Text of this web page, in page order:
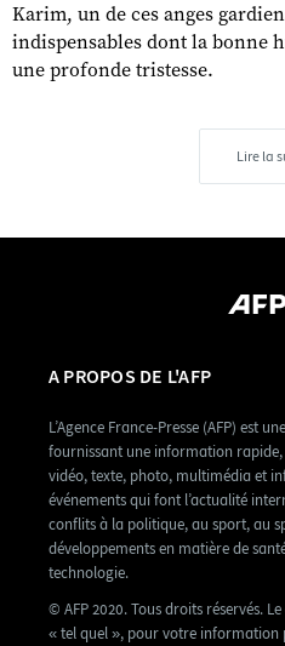
Karim, un de ces anges
indispensables dont la bonne
une profonde tristesse.
Lire la
A PROPOS DE L'AFP
L’Agence France-Presse (AFP) est
fournissant une information rapide,
vidéo, texte, photo, multimédia et
événements qui font l’actualité
conflits à la politique, au sport, au
développements en matière de
technologie.
© AFP 2020. Tous droits réservés.
« tel quel », pour votre information